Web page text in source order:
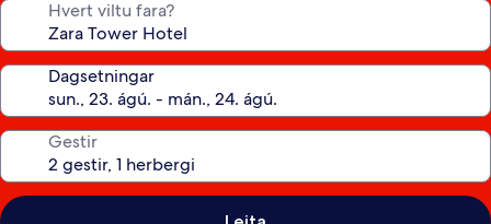
Hvert viltu fara?
Dagsetningar
Gestir